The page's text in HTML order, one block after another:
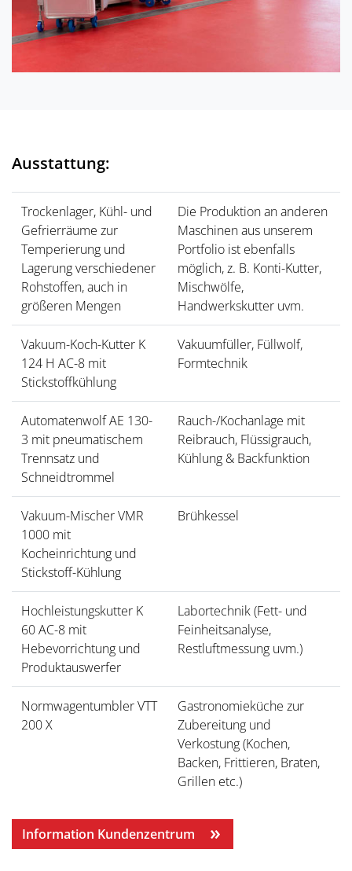
Ausstattung:
Trockenlager, Kühl- und
Gefrierräume zur
Temperierung und
Lagerung verschiedener
Rohstoffen, auch in
größeren Mengen
Die Produktion an anderen
Maschinen aus unserem
Portfolio ist ebenfalls
möglich, z. B. Konti-Kutter,
Mischwölfe,
Handwerkskutter uvm.
Vakuum-Koch-Kutter K
124 H AC-8 mit
Stickstoffkühlung
Vakuumfüller, Füllwolf,
Formtechnik
Automatenwolf AE 130-
3 mit pneumatischem
Trennsatz und
Schneidtrommel
Rauch-/Kochanlage mit
Reibrauch, Flüssigrauch,
Kühlung & Backfunktion
Vakuum-Mischer VMR
1000 mit
Kocheinrichtung und
Stickstoff-Kühlung
Brühkessel
Hochleistungskutter K
60 AC-8 mit
Hebevorrichtung und
Produktauswerfer
Labortechnik (Fett- und
Feinheitsanalyse,
Restluftmessung uvm.)
Normwagentumbler VTT
200 X
Gastronomieküche zur
Zubereitung und
Verkostung (Kochen,
Backen, Frittieren, Braten,
Grillen etc.)
Information Kundenzentrum